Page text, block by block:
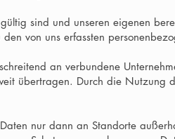
sind und unseren eigenen
von uns erfassten
an verbundene
übertragen. Durch die Nutzung
nur dann an Standorte